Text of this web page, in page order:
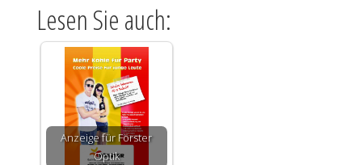
Lesen Sie auch:
Anzeige für Förster
Optik